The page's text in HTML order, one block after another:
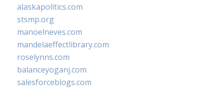
alaskapolitics.com
stsmp.org
manoelneves.com
mandelaeffectlibrary.com
roselynns.com
balanceyoganj.com
salesforceblogs.com